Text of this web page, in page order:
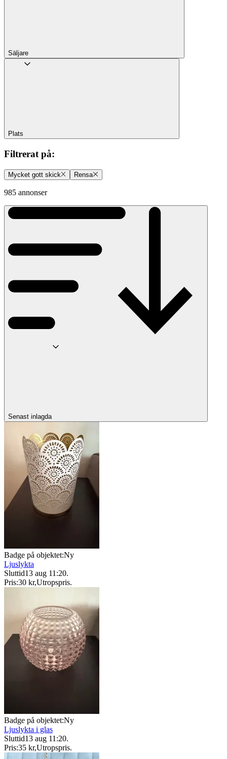
Säljare
Plats
Filtrerat på:
Mycket gott skick Rensa
985 annonser
Senast inlagda
Badge på objektet:Ny
Ljuslykta
Sluttid13 aug 11:20.
Pris:30 kr,Utropspris.
Badge på objektet:Ny
Ljuslykta i glas
Sluttid13 aug 11:20.
Pris:35 kr,Utropspris.